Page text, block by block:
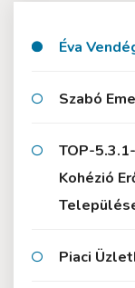
Éva
Szabó
TOP-
Kohézió
Piaci